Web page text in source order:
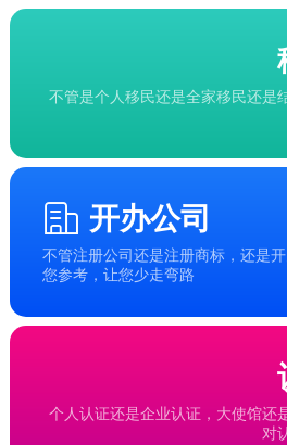
不管是个人移民还是全家移民还是
开办公司
不管注册公司还是注册商标，还是
您参考，让您少走弯路
个人认证还是企业认证，大使馆还
对